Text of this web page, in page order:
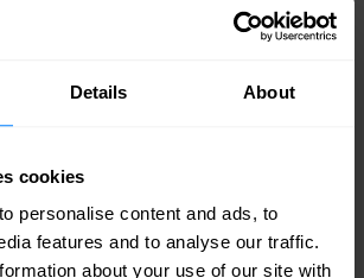
Details About
cookies
personalise content and ads, to
features and to analyse our traffic.
about your use of our site with
nostro team di senior management
la sua attività e le
manager dedicati la aiutano
mercato e la supportano nel